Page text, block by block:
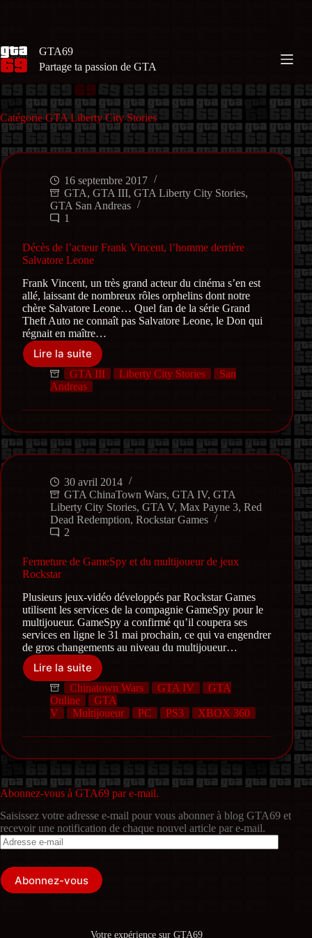
Votre expérience sur GTA69
GTA69
Partage ta passion de GTA
CatégorieGTA Liberty City Stories
16 septembre 2017
GTA, GTA III, GTA Liberty City Stories,
GTA San Andreas
1
Décès de l’acteur Frank Vincent, l’homme derrière
Salvatore Leone
Frank Vincent, un très grand acteur du cinéma s’en est
allé, laissant de nombreux rôles orphelins dont notre
chère Salvatore Leone… Quel fan de la série Grand
Theft Auto ne connaît pas Salvatore Leone, le Don qui
régnait en maître…
Lire la suite
Décès
de
l’acteur
Vincent,
derrière
Salvatore
GTA III Liberty City Stories
San
Andreas
30 avril 2014
GTA ChinaTown Wars, GTA IV, GTA
Liberty City Stories, GTA V, Max Payne 3, Red
Dead Redemption, Rockstar Games
2
Fermeture de GameSpy et du multijoueur de jeux
Rockstar
Plusieurs jeux-vidéo développés par Rockstar Games
utilisent les services de la compagnie GameSpy pour le
multijoueur. GameSpy a confirmé qu’il coupera ses
services en ligne le 31 mai prochain, ce qui va engendrer
de gros changements au niveau du multijoueur…
Lire la suite
Fermeture
de
GameSpy
et
multijoueur
Rockstar
Chinatown Wars GTA IV
GTA
Online
GTA
V
Multijoueur PC PS3 XBOX 360
Abonnez-vous à GTA69 par e-mail.
Saisissez votre adresse e-mail pour vous abonner à blog GTA69 et
recevoir une notification de chaque nouvel article par e-mail.
Adresse
e-
Abonnez-vous